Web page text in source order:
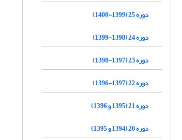
دوره 25 (1399-1400)
دوره 24 (1398-1399)
دوره 23 (1397-1398)
دوره 22 (1397-1396)
دوره 21 (1395 و 1396)
دوره 20 (1394 و 1395)